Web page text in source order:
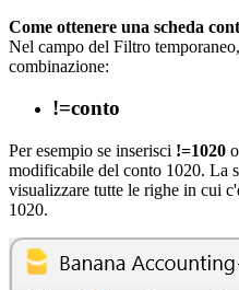
Come ottenere una scheda
Nel campo del Filtro
combinazione:
!=conto
Per esempio se inserisci !=1020
modificabile del conto 1020. La
visualizzare tutte le righe in cui
1020.